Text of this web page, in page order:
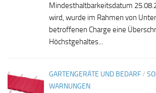
Mindesthaltbarkeitsdatum
wird, wurde im Rahmen von
betroffenen Charge eine
Höchstgehaltes...
GARTENGERÄTE UND BEDARF/
WARNUNGEN